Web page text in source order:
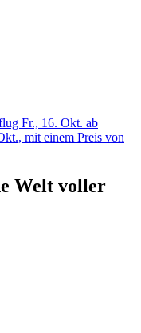
Fr., 16. Okt. ab
mit einem Preis von
Welt voller